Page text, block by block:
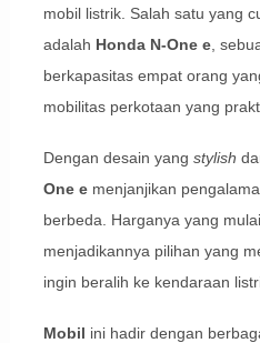
mobil listrik. Salah satu yang
adalah Honda N-One e,
berkapasitas empat orang
mobilitas perkotaan yang
Dengan desain yang stylish
One emenjanjikan
berbeda. Harganya yang
menjadikannya pilihan yang
ingin beralih ke kendaraan
Mobil ini hadir dengan